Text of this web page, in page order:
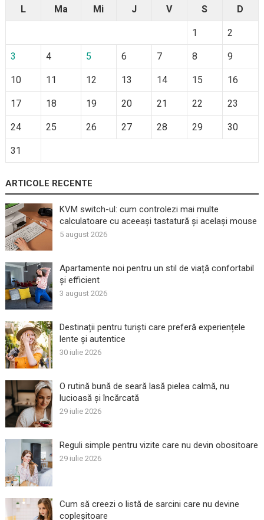
L Ma Mi J V S D
1 2
3 4 5 6 7 8 9
10 11 12 13 14 15 16
17 18 19 20 21 22 23
24 25 26 27 28 29 30
31
ARTICOLE RECENTE
KVM switch-ul: cum controlezi mai multe
calculatoare cu aceeași tastatură și același mouse
5 august 2026
Apartamente noi pentru un stil de viață confortabil
și efficient
3 august 2026
Destinații pentru turiști care preferă experiențele
lente și autentice
30 iulie 2026
O rutină bună de seară lasă pielea calmă, nu
lucioasă și încărcată
29 iulie 2026
Reguli simple pentru vizite care nu devin obositoare
29 iulie 2026
Cum să creezi o listă de sarcini care nu devine
copleșitoare